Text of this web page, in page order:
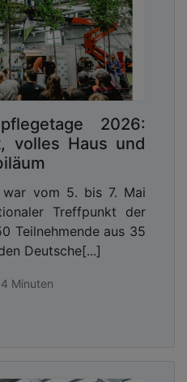
2026:
volles Haus und
war vom 5. bis 7. Mai
Treffpunkt der
Teilnehmende aus 35
Deutsche[...]
Minuten